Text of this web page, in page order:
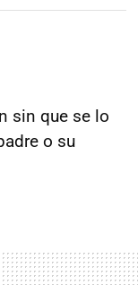
sin que se lo
o su